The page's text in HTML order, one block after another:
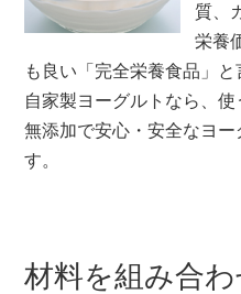
質、
栄養
も良い「完全栄養食品」と
自家製ヨーグルトなら、使
無添加で安心・安全なヨ
す。
材料を組み合わ